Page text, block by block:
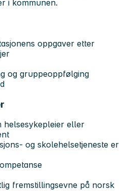
i kommunen.
oppgaver etter
og gruppeoppfølging
helsesykepleier eller
og skolehelsetjeneste er
fremstillingsevne på norsk